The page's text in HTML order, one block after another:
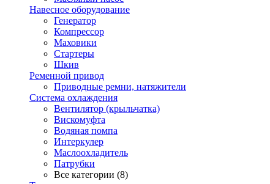
Навесное оборудование
Генератор
Компрессор
Маховики
Стартеры
Шкив
Ременной привод
Приводные ремни, натяжители
Система охлаждения
Вентилятор (крыльчатка)
Вискомуфта
Водяная помпа
Интеркулер
Маслоохладитель
Патрубки
Все категории (8)